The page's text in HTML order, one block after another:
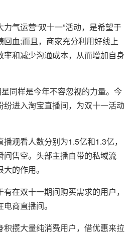
气运营“双十一”活动，是希望于
血;而且，商家充分利用好线上
率和减少沟通成本，从而增加自身
样是今年不容忽视的力量。今
纷进入淘宝直播间，为双十一活动
观看人数分别为1.5亿和1.3亿，
间售空。头部主播自带的私域流
的作用。
在双十一期间购买需求的用户，
商直播间。
攒大量纯消费用户，借优惠来拉